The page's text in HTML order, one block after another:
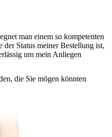
man einem so kompetenten
Status meiner Bestellung ist,
um mein Anliegen
die Sie mögen könnten